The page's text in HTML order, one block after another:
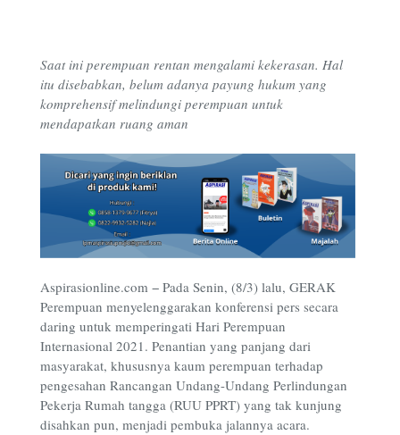
Saat ini perempuan rentan mengalami kekerasan. Hal
itu disebabkan, belum adanya payung hukum yang
komprehensif melindungi perempuan untuk
mendapatkan ruang aman
Aspirasionline.com − Pada Senin, (8/3) lalu, GERAK
Perempuan menyelenggarakan konferensi pers secara
daring untuk memperingati Hari Perempuan
Internasional 2021. Penantian yang panjang dari
masyarakat, khususnya kaum perempuan terhadap
pengesahan Rancangan Undang-Undang Perlindungan
Pekerja Rumah tangga (RUU PPRT) yang tak kunjung
disahkan pun, menjadi pembuka jalannya acara.